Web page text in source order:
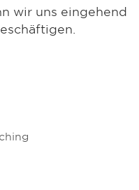
wir uns eingehend